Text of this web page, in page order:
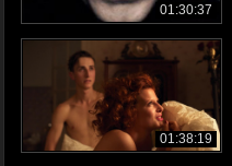
01:30:37
01:38:19